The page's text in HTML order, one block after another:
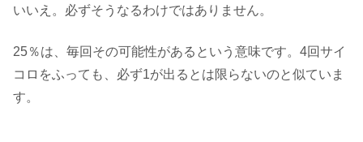
いいえ。必ずそうなるわけではありません。
25％は、毎回その可能性があるという意味です。4回サイ
コロをふっても、必ず1が出るとは限らないのと似ていま
す。